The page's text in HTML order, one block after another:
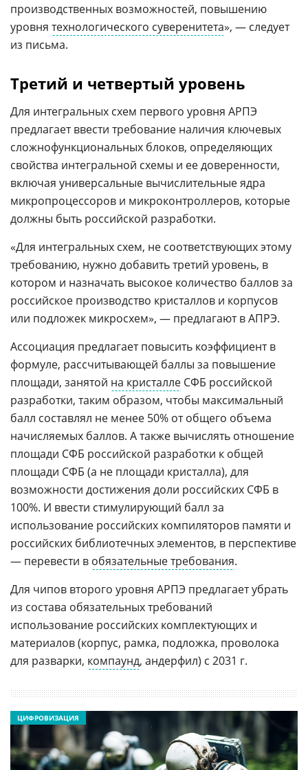
производственных возможностей, повышению
уровня технологического суверенитета», — следует
из письма.
Третий и четвертый уровень
Для интегральных схем первого уровня АРПЭ
предлагает ввести требование наличия ключевых
сложнофункциональных блоков, определяющих
свойства интегральной схемы и ее доверенности,
включая универсальные вычислительные ядра
микропроцессоров и микроконтроллеров, которые
должны быть российской разработки.
«Для интегральных схем, не соответствующих этому
требованию, нужно добавить третий уровень, в
котором и назначать высокое количество баллов за
российское производство кристаллов и корпусов
или подложек микросхем», — предлагают в АПРЭ.
Ассоциация предлагает повысить коэффициент в
формуле, рассчитывающей баллы за повышение
площади, занятой на кристалле СФБ российской
разработки, таким образом, чтобы максимальный
балл составлял не менее 50% от общего объема
начисляемых баллов. А также вычислять отношение
площади СФБ российской разработки к общей
площади СФБ (а не площади кристалла), для
возможности достижения доли российских СФБ в
100%. И ввести стимулирующий балл за
использование российских компиляторов памяти и
российских библиотечных элементов, в перспективе
— перевести в обязательные требования.
Для чипов второго уровня АРПЭ предлагает убрать
из состава обязательных требований
использование российских комплектующих и
материалов (корпус, рамка, подложка, проволока
для разварки, компаунд, андерфил) с 2031 г.
ЦИФРОВИЗАЦИЯ